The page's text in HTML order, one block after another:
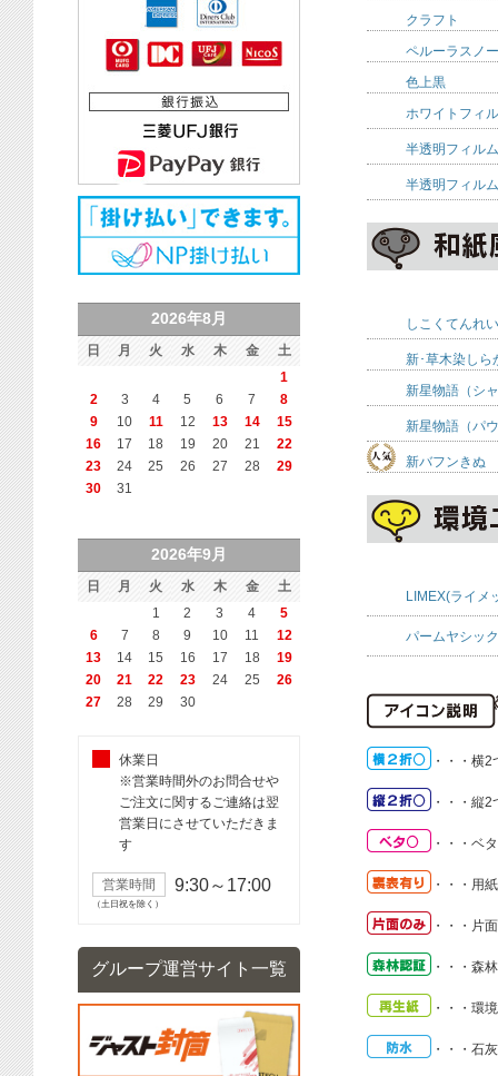
クラフト
ペルーラスノ
色上黒
ホワイトフィ
半透明フィルム
半透明フィル
しこくてんれい
新･草木染しら
新星物語（シ
新星物語（パ
新バフンきぬ
LIMEX(ライメ
パームヤシッ
・・・ 横2
・・・ 縦2
・・・ ベ
・・・ 用
・・・ 片
・・・ 森
・・・ 環
・・・ 石
2026年8月
日 月 火 水 木 金
土
1
2
3 4 5 6 7
8
9
10 11 12 13 14
15
16
17 18 19 20 21
22
23
24 25 26 27 28
29
30
31
2026年9月
日 月 火 水 木 金
土
1
2 3 4
5
6
7 8 9 10 11
12
13
14 15 16 17 18
19
20
21 22 23 24 25
26
27
28 29 30
休業日
※営業時間外のお問合せや
ご注文に関するご連絡は翌
営業日にさせていただきま
す
営業時間 9:30～17:00
（土日祝を除く）
グループ運営サイト一覧